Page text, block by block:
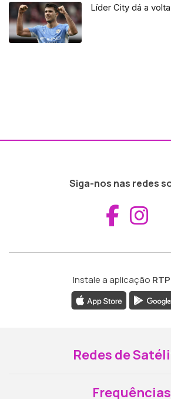
Líder City dá a
Siga-nos nas redes
Instale a aplicação
Redes de
Frequências